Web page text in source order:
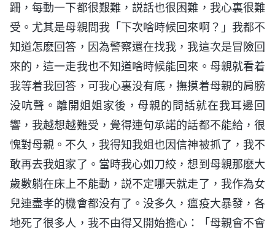
跚，每動一下都很艱難，説話也很困難，我心裏很難
受。尤其是母親問我「下次啥時候回來啊？」我都不
知道怎麽回答，因為警察還在找我，我這次是冒險回
來的，這一走我也不知道啥時候能回來。母親就看着
我等着我回答，可我心裏没有底，撫摸着母親的肩膀
没吭聲。離開姐姐家後，母親的問話就在我耳邊回
響，我越想越難受，覺得連句承諾的話都不能給，很
愧對母親。不久，我得知我姐也因信神被抓了，我不
敢再去我姐家了。當時我心如刀絞，想到母親那麽大
歲數躺在床上不能動，説不定哪天就走了，我作為女
兒連盡孝的機會都没有了。没多久，瘟疫大暴發，各
地死了很多人，我不由得又開始擔心：「母親會不會